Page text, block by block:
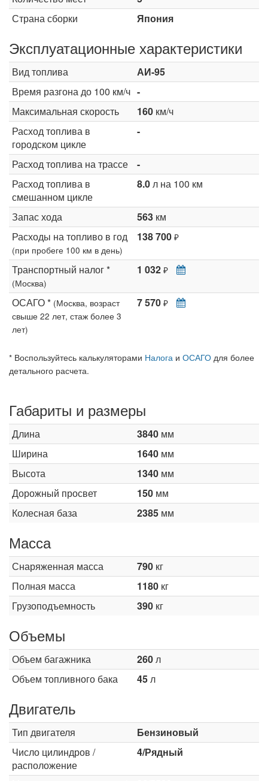
Страна сборки
Япония
Эксплуатационные характеристики
Вид топлива
АИ-95
Время разгона до 100 км/ч -
Максимальная скорость
160 км/ч
Расход топлива в
городском цикле
-
Расход топлива на трассе
-
Расход топлива в
смешанном цикле
8.0л на 100 км
Запас хода 563 км
Расходы на топливо в год
(при пробеге 100 км в день)
138 700 ₽
Транспортный налог *
(Москва)
1 032 ₽
ОСАГО * (Москва, возраст
свыше 22 лет, стаж более 3
лет)
7 570 ₽
* Воспользуйтесь калькуляторами Налога и ОСАГО для более
детального расчета.
Габариты и размеры
Длина 3840 мм
Ширина
1640 мм
Высота
1340 мм
Дорожный просвет
150 мм
Колесная база
2385 мм
Масса
Снаряженная масса 790 кг
Полная масса
1180 кг
Грузоподъемность
390 кг
Объемы
Объем багажника 260л
Объем топливного бака
45л
Двигатель
Тип двигателя
Бензиновый
Число цилиндров /
расположение
4/Рядный